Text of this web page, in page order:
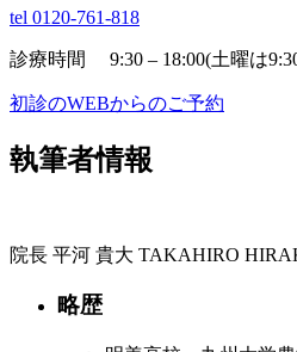
tel 0120-761-818
診療時間 9:30 – 18:00(土曜は
初診のWEBからのご予約
執筆者情報
院長 平河 貴大 TAKAHIRO
略歴